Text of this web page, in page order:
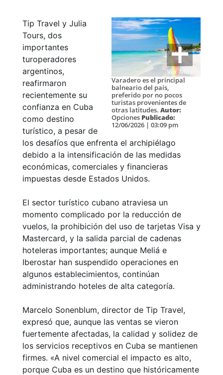
Ver Más
Varadero es el principal
balneario del país,
preferido por no pocos
turistas provenientes de
otras latitudes. Autor:
Opciones Publicado:
12/06/2026 | 03:09 pm
Tip Travel y Julia
Tours, dos
importantes
turoperadores
argentinos,
reafirmaron
recientemente su
confianza en Cuba
como destino
turístico, a pesar de
los desafíos que enfrenta el archipiélago
debido a la intensificación de las medidas
económicas, comerciales y financieras
impuestas desde Estados Unidos.
El sector turístico cubano atraviesa un
momento complicado por la reducción de
vuelos, la prohibición del uso de tarjetas Visa y
Mastercard, y la salida parcial de cadenas
hoteleras importantes; aunque Meliá e
Iberostar han suspendido operaciones en
algunos establecimientos, continúan
administrando hoteles de alta categoría.
Marcelo Sonenblum, director de Tip Travel,
expresó que, aunque las ventas se vieron
fuertemente afectadas, la calidad y solidez de
los servicios receptivos en Cuba se mantienen
firmes. «A nivel comercial el impacto es alto,
porque Cuba es un destino que históricamente